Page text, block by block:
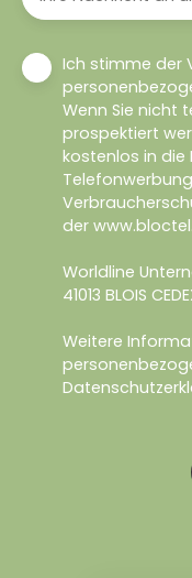
Ich stimme der
Wenn Sie nicht
prospektiert
kostenlos in die
der
Worldline
41013 BLOIS
Weitere